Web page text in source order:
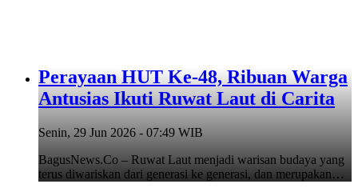
Perayaan HUT Ke-48, Ribuan Warga
Antusias Ikuti Ruwat Laut di Carita
Senin, 29 Jun 2026 - 07:49 WIB
BagusNews.Co – Ruwat Laut menjadi warisan budaya yang
terus diwariskan dari generasi ke generasi, dan merupakan…